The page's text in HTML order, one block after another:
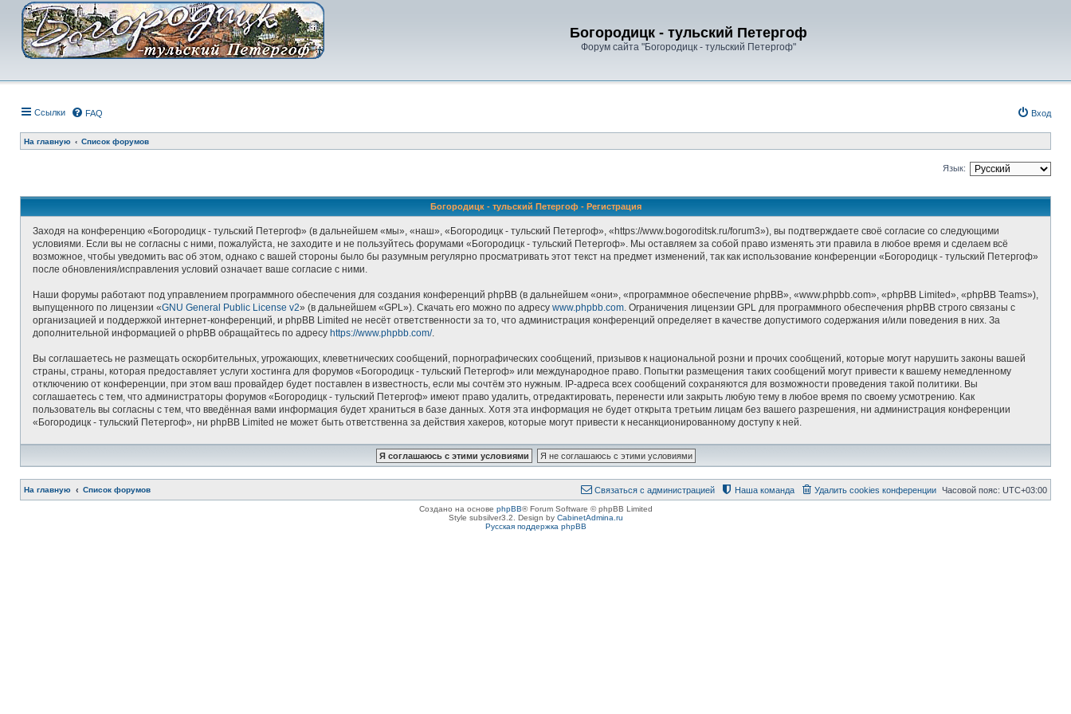
Богородицк - тульский Петергоф
Форум сайта "Богородицк - тульский Петергоф"
Ссылки FAQ Вход
На главную Список форумов
Язык:
Богородицк - тульский Петергоф - Регистрация
Заходя на конференцию «Богородицк - тульский Петергоф» (в дальнейшем «мы», «наш», «Богородицк - тульский Петергоф», «https://www.bogoroditsk.ru/forum3»), вы подтверждаете своё согласие со следующими
условиями. Если вы не согласны с ними, пожалуйста, не заходите и не пользуйтесь форумами «Богородицк - тульский Петергоф». Мы оставляем за собой право изменять эти правила в любое время и сделаем всё
возможное, чтобы уведомить вас об этом, однако с вашей стороны было бы разумным регулярно просматривать этот текст на предмет изменений, так как использование конференции «Богородицк - тульский Петергоф»
после обновления/исправления условий означает ваше согласие с ними.
Наши форумы работают под управлением программного обеспечения для создания конференций phpBB (в дальнейшем «они», «программное обеспечение phpBB», «www.phpbb.com», «phpBB Limited», «phpBB Teams»),
выпущенного по лицензии «GNU General Public License v2» (в дальнейшем «GPL»). Скачать его можно по адресу www.phpbb.com. Ограничения лицензии GPL для программного обеспечения phpBB строго связаны с
организацией и поддержкой интернет-конференций, и phpBB Limited не несёт ответственности за то, что администрация конференций определяет в качестве допустимого содержания и/или поведения в них. За
дополнительной информацией о phpBB обращайтесь по адресу https://www.phpbb.com/.
Вы соглашаетесь не размещать оскорбительных, угрожающих, клеветнических сообщений, порнографических сообщений, призывов к национальной розни и прочих сообщений, которые могут нарушить законы вашей
страны, страны, которая предоставляет услуги хостинга для форумов «Богородицк - тульский Петергоф» или международное право. Попытки размещения таких сообщений могут привести к вашему немедленному
отключению от конференции, при этом ваш провайдер будет поставлен в известность, если мы сочтём это нужным. IP-адреса всех сообщений сохраняются для возможности проведения такой политики. Вы
соглашаетесь с тем, что администраторы форумов «Богородицк - тульский Петергоф» имеют право удалить, отредактировать, перенести или закрыть любую тему в любое время по своему усмотрению. Как
пользователь вы согласны с тем, что введённая вами информация будет храниться в базе данных. Хотя эта информация не будет открыта третьим лицам без вашего разрешения, ни администрация конференции
«Богородицк - тульский Петергоф», ни phpBB Limited не может быть ответственна за действия хакеров, которые могут привести к несанкционированному доступу к ней.
На главную Список форумов Часовой пояс: UTC+03:00
Удалить cookies конференции
Наша команда
Связаться с администрацией
Создано на основе phpBB® Forum Software © phpBB Limited
Style subsilver3.2. Design by CabinetAdmina.ru
Русская поддержка phpBB